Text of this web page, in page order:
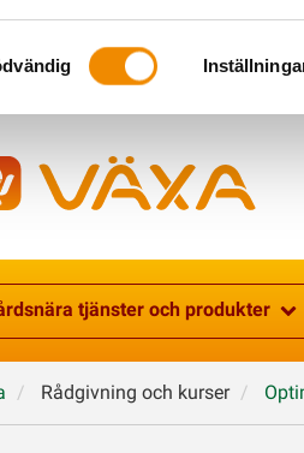
tjänster och produkter
Rådgivning och kurser